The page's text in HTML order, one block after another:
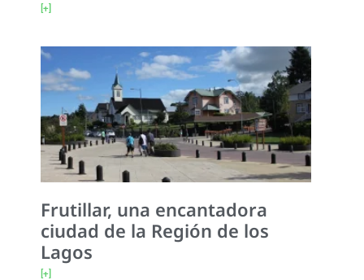
[+]
Frutillar, una encantadora
ciudad de la Región de los
Lagos
[+]